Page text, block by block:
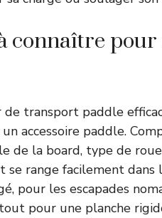
connaître
transport paddle
accessoire paddle.
de la board, type de
se range facilement
pour les escapades
pour une planche